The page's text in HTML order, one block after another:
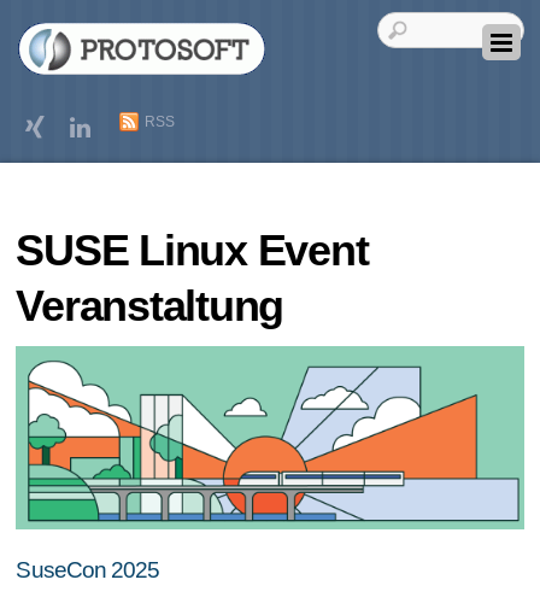
RSS
SUSE Linux Event
Veranstaltung
SuseCon 2025